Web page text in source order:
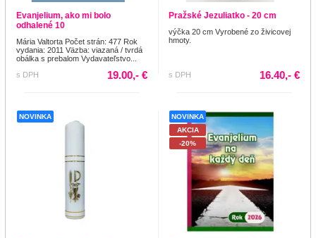
Evanjelium, ako mi bolo
odhalené 10
Mária Valtorta Počet strán: 477 Rok
vydania: 2011 Väzba: viazaná / tvrdá
obálka s prebalom Vydavateľstvo...
s DPH
19.00,- €
Pražské Jezuliatko - 20 cm
výčka 20 cm Vyrobené zo živicovej
hmoty.
s DPH 16.40,- €
NOVINKA
NOVINKA
AKCIA
-20%